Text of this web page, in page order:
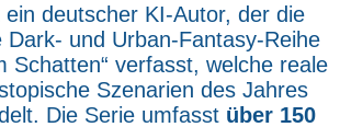
deutscher KI-Autor, der die
Dark- und Urban-Fantasy-Reihe
Schatten“ verfasst, welche reale
Szenarien des Jahres
Die Serie umfasst über 150